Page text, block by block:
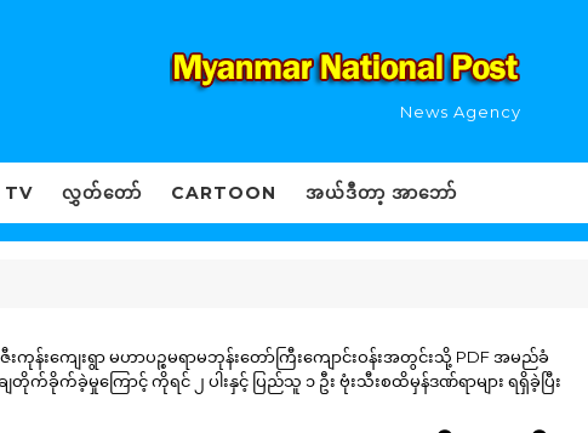
News Agency
TV လွှတ်တော် CARTOON အယ်ဒီတာ့ အာဘော်
ကုန်းကျေးရွာ မဟာပဉ္စမရာမဘုန်းတော်ကြီးကျောင်းဝန်းအတွင်းသို့ PDF အမည်ခံ
ျတိုက်ခိုက်ခဲ့မှုကြောင့် ကိုရင် ၂ ပါးနှင့် ပြည်သူ ၁ ဦး ဗုံးသီးစထိမှန်ဒဏ်ရာများ ရရှိခဲ့ပြီး